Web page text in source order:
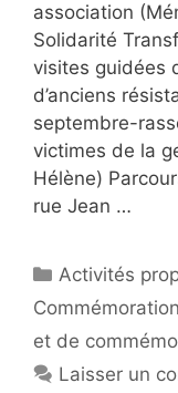
association
Solidarité
visites guidées
d’anciens
septembre-
victimes de la
Hélène)
rue Jean …
Catégories
Activités
et de
Laisser un